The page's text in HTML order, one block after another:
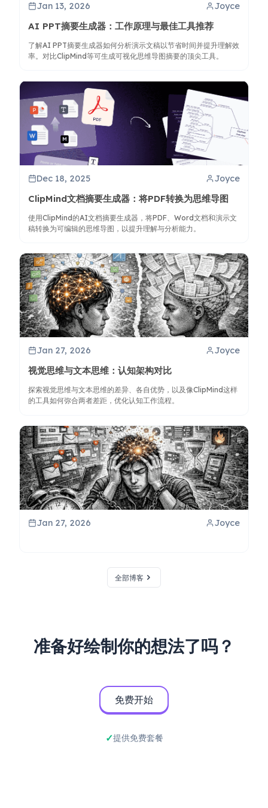
Jan 13, 2026 Joyce
AI PPT摘要生成器：工作原理与最佳工具推荐
了解AI PPT摘要生成器如何分析演示文稿以节省时间并提升理解效
率。对比ClipMind等可生成可视化思维导图摘要的顶尖工具。
Dec 18, 2025 Joyce
ClipMind文档摘要生成器：将PDF转换为思维导图
使用ClipMind的AI文档摘要生成器，将PDF、Word文档和演示文
稿转换为可编辑的思维导图，以提升理解与分析能力。
Jan 27, 2026 Joyce
视觉思维与文本思维：认知架构对比
探索视觉思维与文本思维的差异、各自优势，以及像ClipMind这样
的工具如何弥合两者差距，优化认知工作流程。
Jan 27, 2026 Joyce
全部博客
准备好绘制你的想法了吗？
免费开始
提供免费套餐